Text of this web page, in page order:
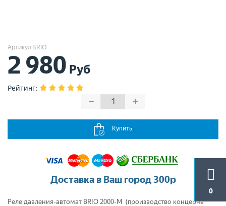
0
Артикул BRIO
2 980 Руб
Рейтинг:
− +
Купить
Доставка в Ваш город 300р
Реле давления-автомат BRIO 2000-M (производство концерна